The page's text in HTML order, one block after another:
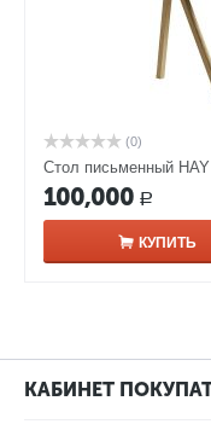
(0)
Стол письменный
100,000 Р
КУПИТЬ
КАБИНЕТ